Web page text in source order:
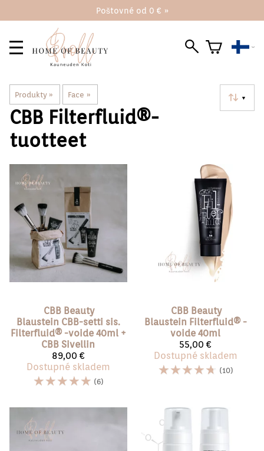
Poštovné od 0 € »
Produkty ‪» Face ‪» ▼
CBB Filterfluid®️-
tuotteet
CBB Beauty
Blaustein CBB-setti sis.
Filterfluid®️ -voide 40ml +
CBB Sivellin
89,00 €
Dostupné skladem
☆☆☆☆☆ (6)
CBB Beauty
Blaustein Filterfluid®️ -
voide 40ml
55,00 €
Dostupné skladem
☆☆☆☆☆ (10)